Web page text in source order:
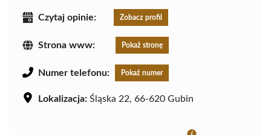
Czytaj opinie: Zobacz profil
Strona www: Pokaż stronę
Numer telefonu: Pokaż numer
Lokalizacja: Śląska 22, 66-620 Gubin